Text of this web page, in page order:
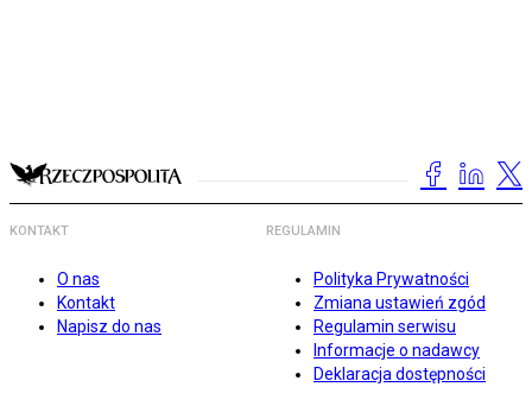
KONTAKT
O nas
Kontakt
Napisz do nas
REGULAMIN
Polityka Prywatności
Zmiana ustawień zgód
Regulamin serwisu
Informacje o nadawcy
Deklaracja dostępności